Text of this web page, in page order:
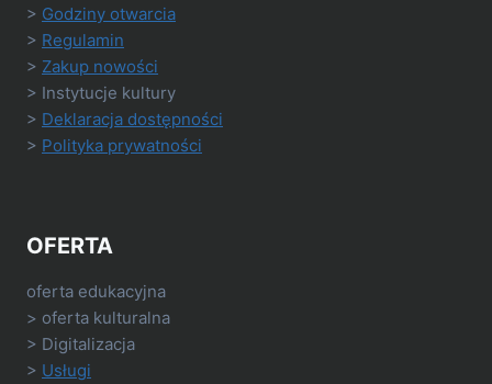
> Godziny otwarcia
> Regulamin
> Zakup nowości
> Instytucje kultury
> Deklaracja dostępności
> Polityka prywatności
OFERTA
oferta edukacyjna
> oferta kulturalna
> Digitalizacja
> Usługi